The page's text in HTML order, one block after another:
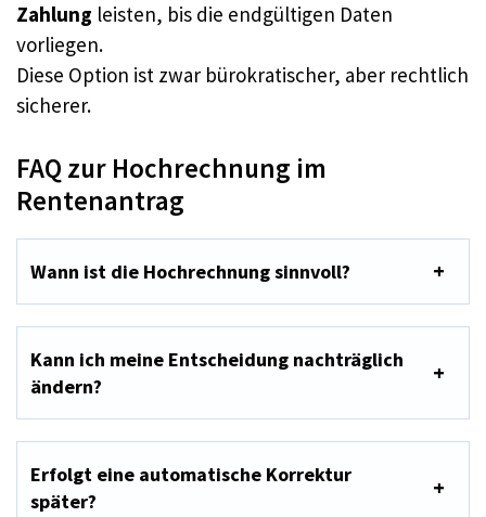
Zahlung leisten, bis die endgültigen Daten
vorliegen.
Diese Option ist zwar bürokratischer, aber rechtlich
sicherer.
FAQ zur Hochrechnung im
Rentenantrag
Wann ist die Hochrechnung sinnvoll?
Kann ich meine Entscheidung nachträglich
ändern?
Erfolgt eine automatische Korrektur
später?